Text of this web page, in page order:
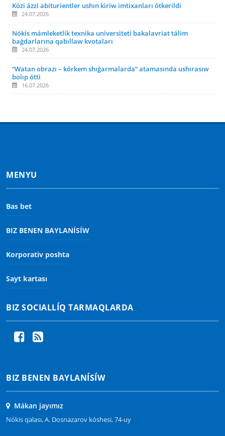
Kózi ázzi abiturientler ushın kiriw imtixanları ótkerildi
24.07.2026
Nókis mámleketlik texnika universiteti bakalavriat tálim
baǵdarlarına qabıllaw kvotaları
24.07.2026
“Watan obrazı – kórkem shıǵarmalarda” atamasında ushırasıw
bolıp ótti
16.07.2026
MENYU
Bas bet
BIZ BENEN BAYLANÍSÍW
Korporativ poshta
Sayt kartası
BIZ SOCIALLÍQ TARMAQLARDA
BIZ BENEN BAYLANÍSÍW
Mákan jayımız
Nókis qalası, A. Dosnazarov kóshesi, 74-uy